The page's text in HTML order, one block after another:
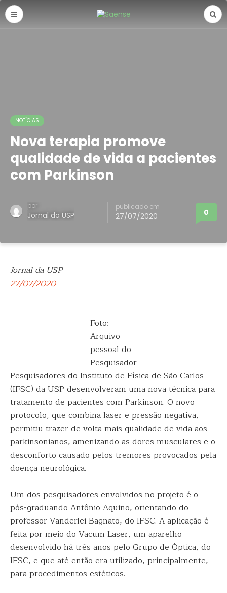
NOTÍCIAS
Nova terapia promove
qualidade de vida a pacientes
com Parkinson
por
Jornal da USP
publicado em
27/07/2020 0
Jornal da USP
27/07/2020
Foto:
Arquivo
pessoal do
Pesquisador
Pesquisadores do Instituto de Física de São Carlos
(IFSC) da USP desenvolveram uma nova técnica para
tratamento de pacientes com Parkinson. O novo
protocolo, que combina laser e pressão negativa,
permitiu trazer de volta mais qualidade de vida aos
parkinsonianos, amenizando as dores musculares e o
desconforto causado pelos tremores provocados pela
doença neurológica.
Um dos pesquisadores envolvidos no projeto é o
pós-graduando Antônio Aquino, orientando do
professor Vanderlei Bagnato, do IFSC. A aplicação é
feita por meio do Vacum Laser, um aparelho
desenvolvido há três anos pelo Grupo de Óptica, do
IFSC, e que até então era utilizado, principalmente,
para procedimentos estéticos.